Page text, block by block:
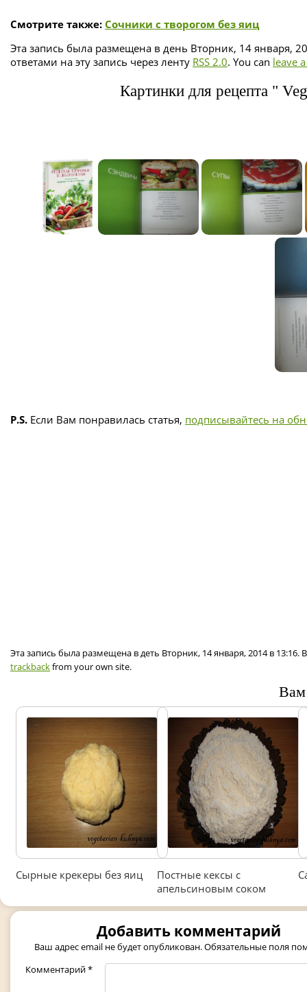
Смотрите также: Сочники с творогом без яиц
Эта запись была размещена в день Вторник, 14 января,
ответами на эту запись через ленту RSS 2.0. You can leave
Картинки для рецепта "
P.S. Если Вам понравилась статья, подписывайтесь на
Эта запись была размещена в деть Вторник, 14 января, 2014 в
trackbackfrom your own site.
Вам
Сырные крекеры без яиц
Постные кексы с
апельсиновым соком
Добавить комментарий
Ваш адрес email не будет опубликован.Обязательные поля
Комментарий*